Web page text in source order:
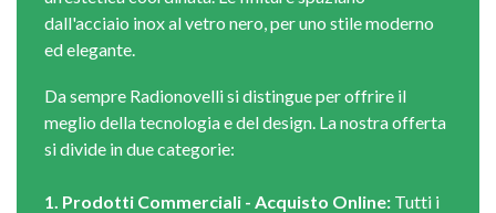
dall'acciaio inox al vetro nero, per uno stile moderno
ed elegante.
Da sempre Radionovelli si distingue per offrire il
meglio della tecnologia e del design. La nostra offerta
si divide in due categorie:
1. Prodotti Commerciali - Acquisto Online: Tutti i